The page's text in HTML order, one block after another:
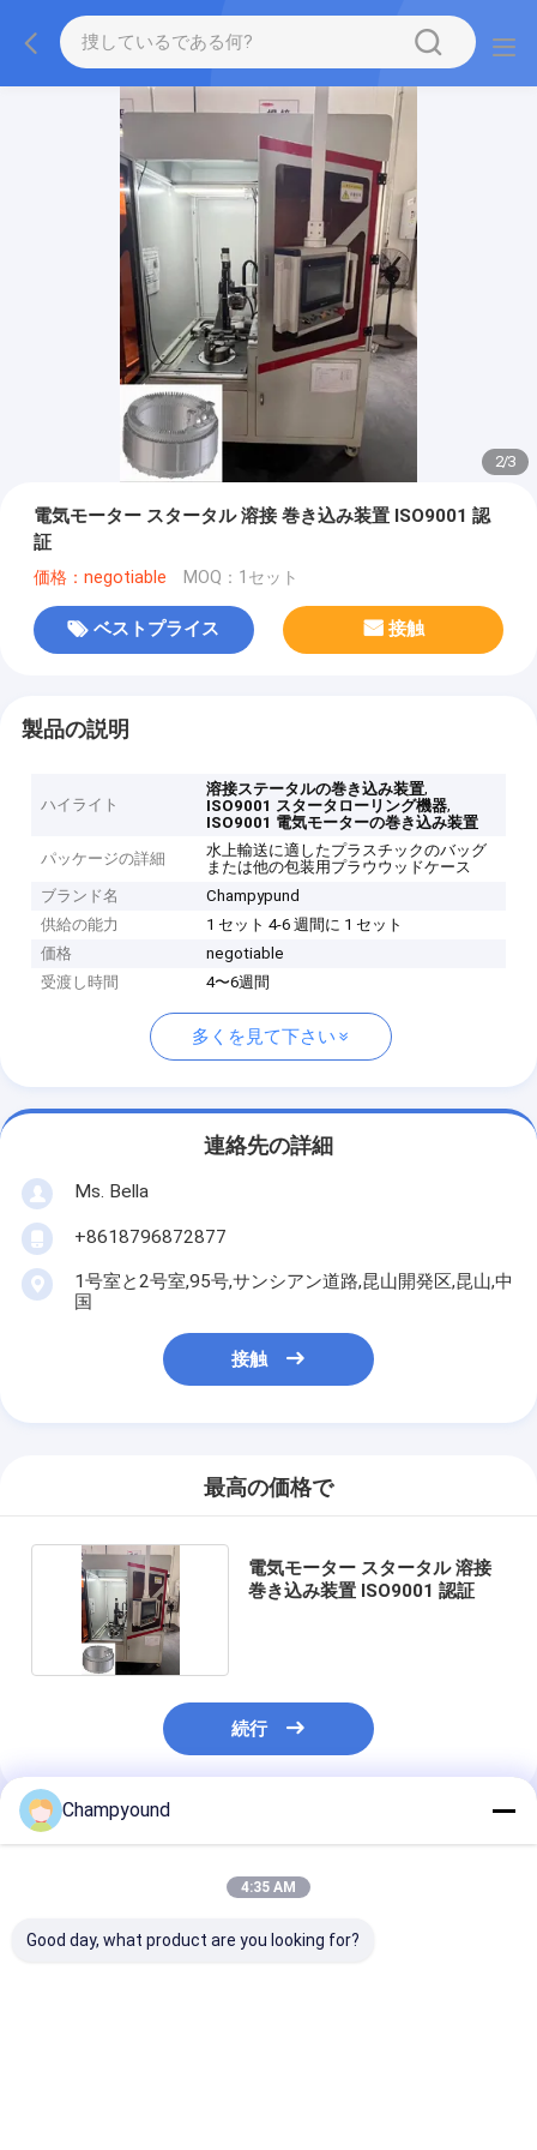
2/3
電気モーター スタータル 溶接 巻き込み装置 ISO9001 認
証
価格：negotiable MOQ：1セット
ベストプライス 接触
製品の説明
ハイライト
溶接ステータルの巻き込み装置,
ISO9001 スタータローリング機器,
ISO9001 電気モーターの巻き込み装置
パッケージの詳細
水上輸送に適したプラスチックのバッグ
または他の包装用プラウウッドケース
ブランド名
Champypund
供給の能力
1 セット 4-6 週間に 1 セット
価格
negotiable
受渡し時間
4〜6週間
多くを見て下さい
連絡先の詳細
Ms. Bella
+8618796872877
1号室と2号室,95号,サンシアン道路,昆山開発区,昆山,中
国
接触
最高の価格で
電気モーター スタータル 溶接
巻き込み装置 ISO9001 認証
続行
推薦されたプロダクト
Champyound
4:35 AM
Good day, what product are you looking for?